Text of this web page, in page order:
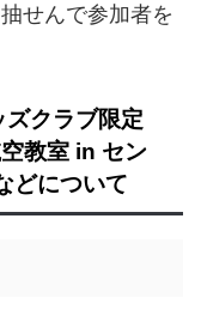
せんで参加者を
クラブ限定
教室 in セン
どについて